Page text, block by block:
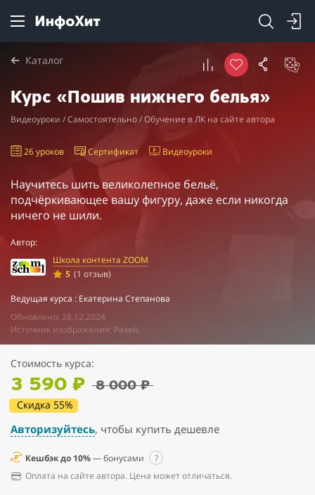
Каталог
Курс «Пошив нижнего белья»
Видеоуроки / Самостоятельно / Обучение в ЛК на сайте автора
26 уроков Сертификат Видеоуроки
Научитесь шить великолепное бельё,
подчёркивающее вашу фигуру, даже если никогда
ничего не шили.
Автор:
Школа контента ZOOM
5 (1 отзыв)
Ведущая курса : Екатерина Степанова
Обновлено: 28.12.2024
Источник изображения: Pexels
Стоимость курса:
3 590 ₽ 8 000 ₽
Скидка 55%
Авторизуйтесь, чтобы купить дешевле
Кешбэк до 10%— бонусами
?
Оплата на сайте автора. Цена может отличаться.